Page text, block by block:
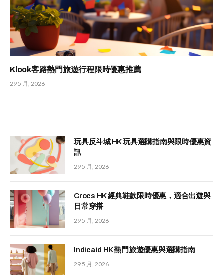
Klook客路熱門旅遊行程限時優惠推薦
29 5 月, 2026
玩具反斗城 HK 玩具選購指南與限時優惠資
訊
29 5 月, 2026
Crocs HK 經典鞋款限時優惠，適合出遊與
日常穿搭
29 5 月, 2026
Indicaid HK 熱門旅遊優惠與選購指南
29 5 月, 2026